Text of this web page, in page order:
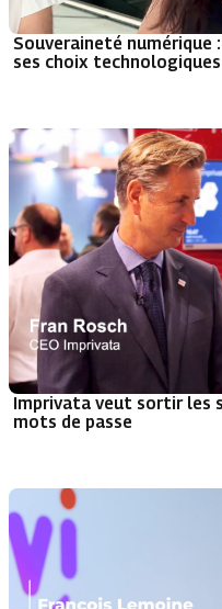
Souveraineté
ses choix technologiques
Imprivata veut sortir les
mots de passe